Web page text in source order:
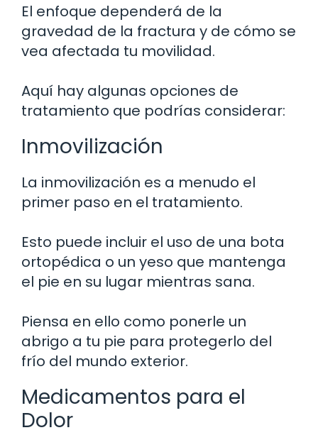
El enfoque dependerá de la
gravedad de la fractura y de cómo se
vea afectada tu movilidad.
Aquí hay algunas opciones de
tratamiento que podrías considerar:
Inmovilización
La inmovilización es a menudo el
primer paso en el tratamiento.
Esto puede incluir el uso de una bota
ortopédica o un yeso que mantenga
el pie en su lugar mientras sana.
Piensa en ello como ponerle un
abrigo a tu pie para protegerlo del
frío del mundo exterior.
Medicamentos para el
Dolor